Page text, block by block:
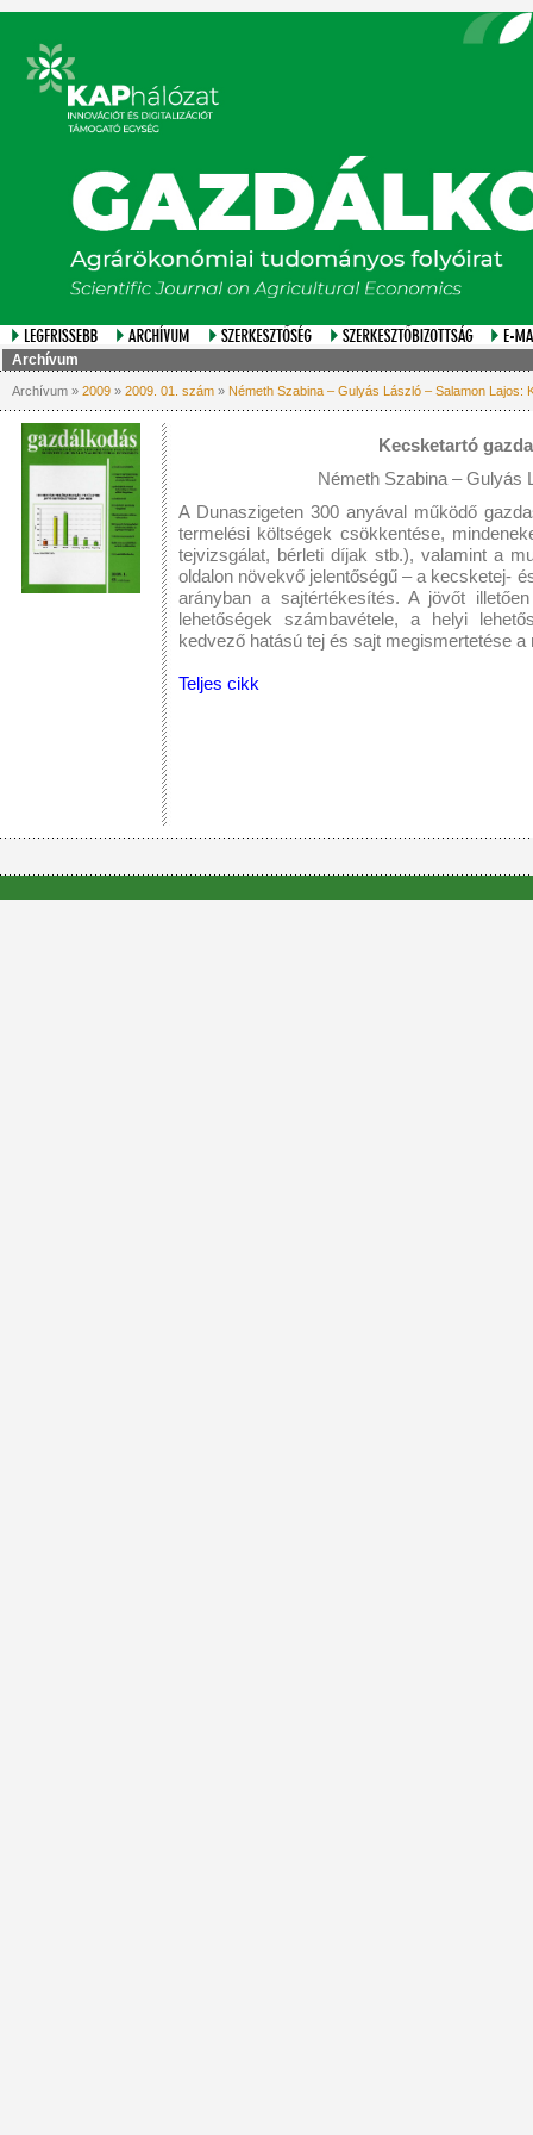
Archívum
Archívum » 2009 » 2009. 01. szám » Németh Szabina – Gulyás László – Salamon Lajos:
Kecsketartó
Németh Szabina – Gulyás
A Dunaszigeten 300 anyával működő
termelési költségek csökkentése,
tejvizsgálat, bérleti díjak stb.), valamint a
oldalon növekvő jelentőségű – a kecsketej-
arányban a sajtértékesítés. A jövőt
lehetőségek számbavétele, a helyi
kedvező hatású tej és sajt megismertetése a
Teljes cikk